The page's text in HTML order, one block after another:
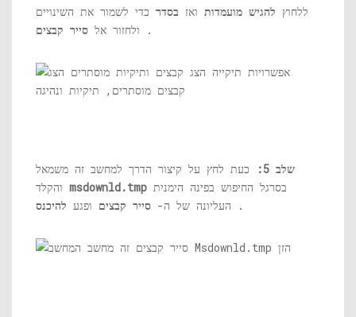
ללחוץ להגיש מועמדות ואז בסדר כדי לשמור את השינויים
ולחזור אל סייר קבצים .
שלב 5:
כעת לחץ על קיצור הדרך למחשב זה משמאל
msdownld.tmp
העליונה של ה- סייר קבצים ופגע להיכנס .